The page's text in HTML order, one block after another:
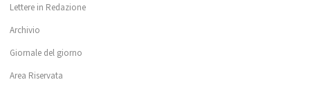
Lettere in Redazione
Archivio
Giornale del giorno
Area Riservata